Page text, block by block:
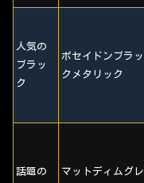
人気の
ブラッ
ク
ポセイドンブラッ
クメタリック
話題の
マットディムグレ